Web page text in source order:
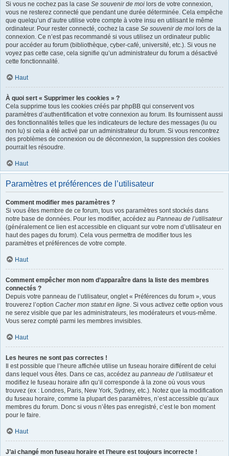
Si vous ne cochez pas la case Se souvenir de moi lors de votre connexion,
vous ne resterez connecté que pendant une durée déterminée. Cela empêche
que quelqu’un d’autre utilise votre compte à votre insu en utilisant le même
ordinateur. Pour rester connecté, cochez la case Se souvenir de moi lors de la
connexion. Ce n’est pas recommandé si vous utilisez un ordinateur public
pour accéder au forum (bibliothèque, cyber-café, université, etc.). Si vous ne
voyez pas cette case, cela signifie qu’un administrateur du forum a désactivé
cette fonctionnalité.
Haut
À quoi sert « Supprimer les cookies » ?
Cela supprime tous les cookies créés par phpBB qui conservent vos
paramètres d’authentification et votre connexion au forum. Ils fournissent aussi
des fonctionnalités telles que les indicateurs de lecture des messages (lu ou
non lu) si cela a été activé par un administrateur du forum. Si vous rencontrez
des problèmes de connexion ou de déconnexion, la suppression des cookies
pourrait les résoudre.
Haut
Paramètres et préférences de l’utilisateur
Comment modifier mes paramètres ?
Si vous êtes membre de ce forum, tous vos paramètres sont stockés dans
notre base de données. Pour les modifier, accédez au Panneau de l’utilisateur
(généralement ce lien est accessible en cliquant sur votre nom d’utilisateur en
haut des pages du forum). Cela vous permettra de modifier tous les
paramètres et préférences de votre compte.
Haut
Comment empêcher mon nom d’apparaître dans la liste des membres
connectés ?
Depuis votre panneau de l’utilisateur, onglet « Préférences du forum », vous
trouverez l’option Cacher mon statut en ligne. Si vous activez cette option vous
ne serez visible que par les administrateurs, les modérateurs et vous-même.
Vous serez compté parmi les membres invisibles.
Haut
Les heures ne sont pas correctes !
Il est possible que l’heure affichée utilise un fuseau horaire différent de celui
dans lequel vous êtes. Dans ce cas, accédez au panneau de l’utilisateuret
modifiez le fuseau horaire afin qu’il corresponde à la zone où vous vous
trouvez (ex : Londres, Paris, New York, Sydney, etc.). Notez que la modification
du fuseau horaire, comme la plupart des paramètres, n’est accessible qu’aux
membres du forum. Donc si vous n’êtes pas enregistré, c’est le bon moment
pour le faire.
Haut
J’ai changé mon fuseau horaire et l’heure est toujours incorrecte !